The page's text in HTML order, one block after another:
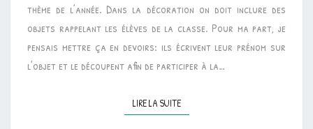
thème de l’année. Dans la décoration on doit inclure des
objets rappelant les élèves de la classe. Pour ma part, je
pensais mettre ça en devoirs: ils écrivent leur prénom sur
l’objet et le découpent afin de participer à la…
LIRE LA SUITELIRE LA SUITE